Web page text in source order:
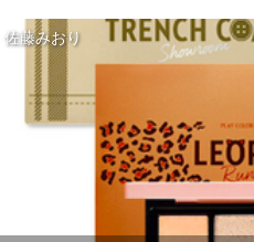
佐藤みおり